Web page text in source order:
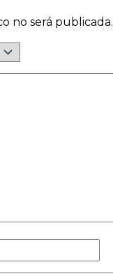
no será publicada.